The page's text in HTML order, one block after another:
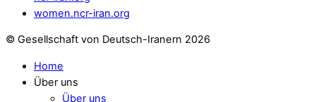
women.ncr-iran.org
© Gesellschaft von Deutsch-Iranern 2026
Home
Über uns
Über uns